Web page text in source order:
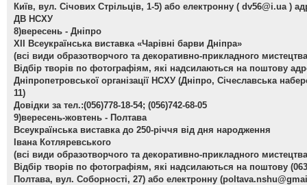
Київ, вул. Січових Стрільців, 1-5) або електронну ( dv56@i.ua )
ДВ НСХУ
8)вересень - Дніпро
ХІІ Всеукраїнська виставка «Чарівні барви Дніпра»
(всі види образотворчого та декоративно-прикладного
Відбір творів по фотографіям, які надсилаються на поштову
Дніпропетровської організації НСХУ (Дніпро, Січеславська
11)
Довідки за тел.:(056)778-18-54; (056)742-68-05
9)вересень-жовтень - Полтава
Всеукраїнська виставка до 250-річчя від дня народження
Івана Котляревського
(всі види образотворчого та декоративно-прикладного
Відбір творів по фотографіям, які надсилаються на поштову
Полтава, вул. Соборності, 27) або електронну (